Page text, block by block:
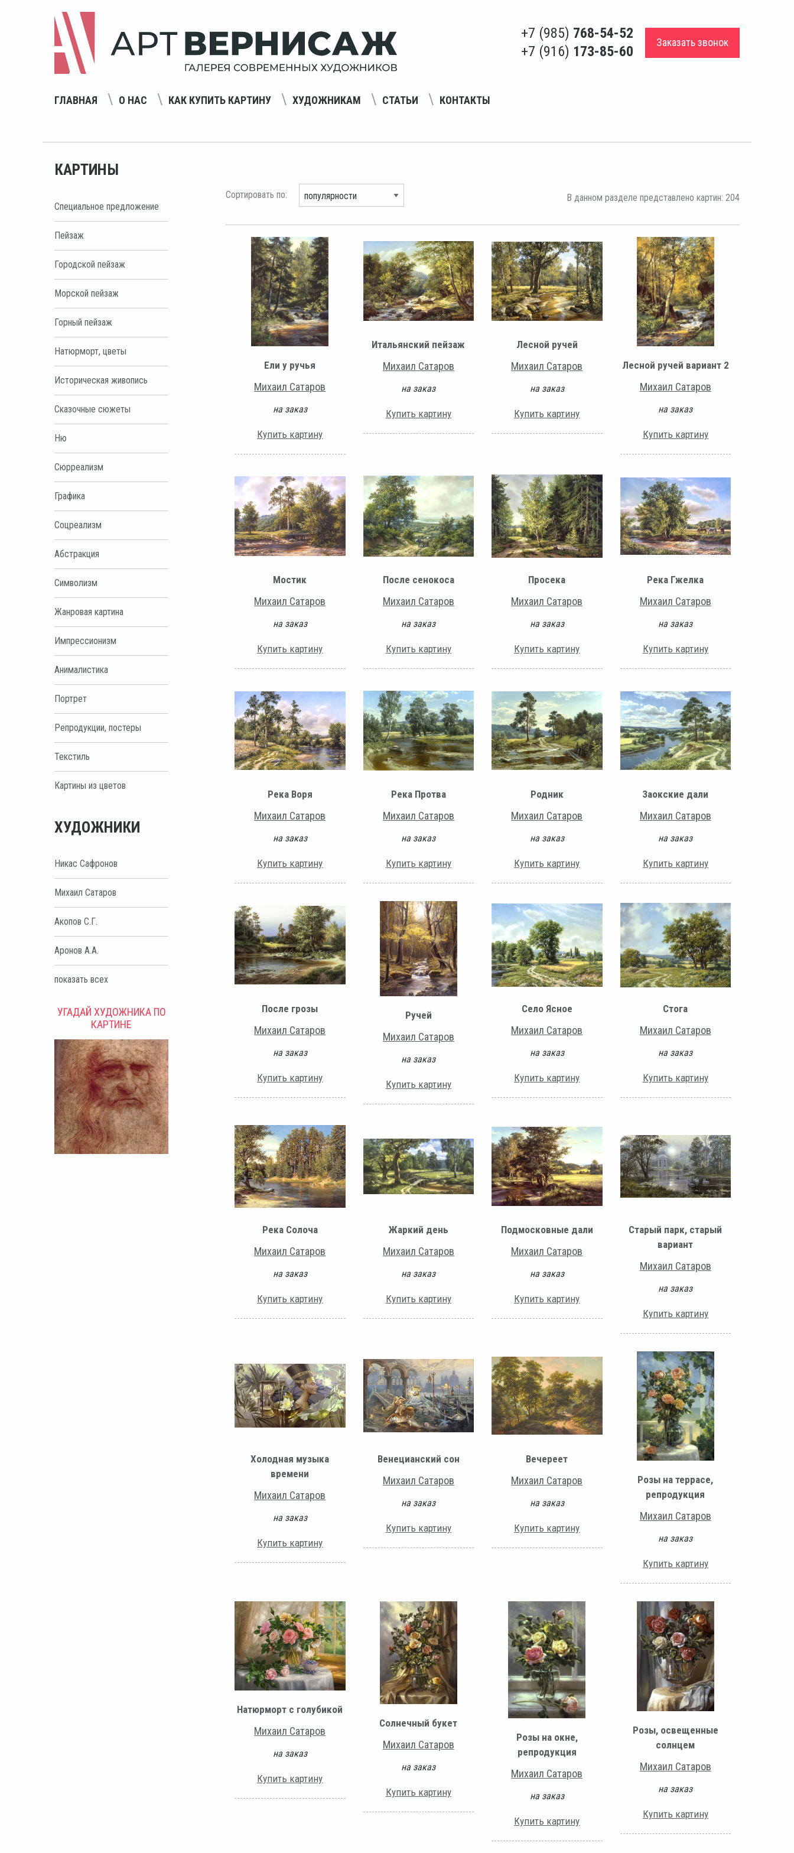
+7 (985) 768-54-52
+7 (916) 173-85-60
Заказать звонок
ГЛАВНАЯ О НАС КАК КУПИТЬ КАРТИНУ ХУДОЖНИКАМ СТАТЬИ КОНТАКТЫ
КАРТИНЫ
Специальное предложение
Пейзаж
Городской пейзаж
Морской пейзаж
Горный пейзаж
Натюрморт, цветы
Историческая живопись
Сказочные сюжеты
Ню
Сюрреализм
Графика
Соцреализм
Абстракция
Символизм
Жанровая картина
Импрессионизм
Анималистика
Портрет
Репродукции, постеры
Текстиль
Картины из цветов
ХУДОЖНИКИ
Никас Сафронов
Михаил Сатаров
Акопов С.Г.
Аронов А.А.
показать всех
УГАДАЙ ХУДОЖНИКА ПО
КАРТИНЕ
Сортировать по: В данном разделе представлено картин: 204
Ели у ручья
Михаил Сатаров
на заказ
Купить картину
Итальянский пейзаж
Михаил Сатаров
на заказ
Купить картину
Лесной ручей
Михаил Сатаров
на заказ
Купить картину
Лесной ручей вариант 2
Михаил Сатаров
на заказ
Купить картину
Мостик
Михаил Сатаров
на заказ
Купить картину
После сенокоса
Михаил Сатаров
на заказ
Купить картину
Просека
Михаил Сатаров
на заказ
Купить картину
Река Гжелка
Михаил Сатаров
на заказ
Купить картину
Река Воря
Михаил Сатаров
на заказ
Купить картину
Река Протва
Михаил Сатаров
на заказ
Купить картину
Родник
Михаил Сатаров
на заказ
Купить картину
Заокские дали
Михаил Сатаров
на заказ
Купить картину
После грозы
Михаил Сатаров
на заказ
Купить картину
Ручей
Михаил Сатаров
на заказ
Купить картину
Село Ясное
Михаил Сатаров
на заказ
Купить картину
Стога
Михаил Сатаров
на заказ
Купить картину
Река Солоча
Михаил Сатаров
на заказ
Купить картину
Жаркий день
Михаил Сатаров
на заказ
Купить картину
Подмосковные дали
Михаил Сатаров
на заказ
Купить картину
Старый парк, старый
вариант
Михаил Сатаров
на заказ
Купить картину
Холодная музыка
времени
Михаил Сатаров
на заказ
Купить картину
Венецианский сон
Михаил Сатаров
на заказ
Купить картину
Вечереет
Михаил Сатаров
на заказ
Купить картину
Розы на террасе,
репродукция
Михаил Сатаров
на заказ
Купить картину
Натюрморт с голубикой
Михаил Сатаров
на заказ
Купить картину
Солнечный букет
Михаил Сатаров
на заказ
Купить картину
Розы на окне,
репродукция
Михаил Сатаров
на заказ
Купить картину
Розы, освещенные
солнцем
Михаил Сатаров
на заказ
Купить картину